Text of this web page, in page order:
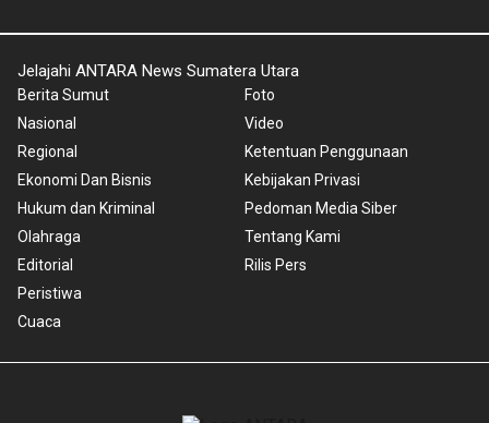
Jelajahi ANTARA News Sumatera Utara
Berita Sumut
Nasional
Regional
Ekonomi Dan Bisnis
Hukum dan Kriminal
Olahraga
Editorial
Peristiwa
Cuaca
Foto
Video
Ketentuan Penggunaan
Kebijakan Privasi
Pedoman Media Siber
Tentang Kami
Rilis Pers